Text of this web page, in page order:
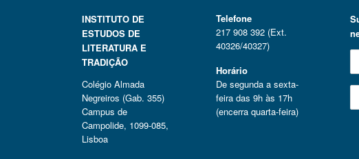
INSTITUTO DE
ESTUDOS DE
LITERATURA E
TRADIÇÃO
Colégio Almada
Negreiros (Gab. 355)
Campus de
Campolide, 1099-085,
Lisboa
Telefone
217 908 392 (Ext.
40326/40327)
Horário
De segunda a sexta-
feira das 9h às 17h
(encerra quarta-feira)